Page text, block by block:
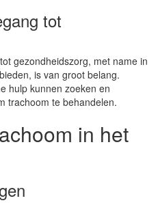
tot
gezondheidszorg, met name in
is van groot belang.
hulp kunnen zoeken en
trachoom te behandelen.
in het